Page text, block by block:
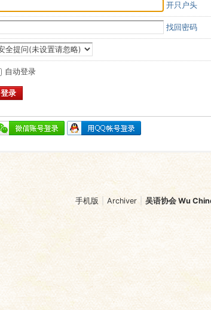
开只户头
找回密码
自动登录
登录
手机版 Archiver 吴语协会 Wu